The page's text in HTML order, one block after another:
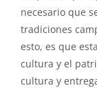
necesario que
tradiciones
esto, es que
cultura y el
cultura y